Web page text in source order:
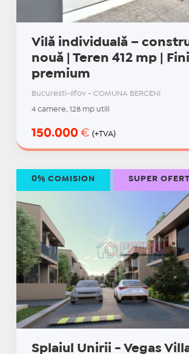
Vilă individuală –
nouă | Teren 412 mp |
premium
Bucuresti-Ilfov - COMUNA BERCENI
4 camere, 128 mp utili
150.000 € (+TVA)
Splaiul Unirii - Vegas
0% COMISION SUPER